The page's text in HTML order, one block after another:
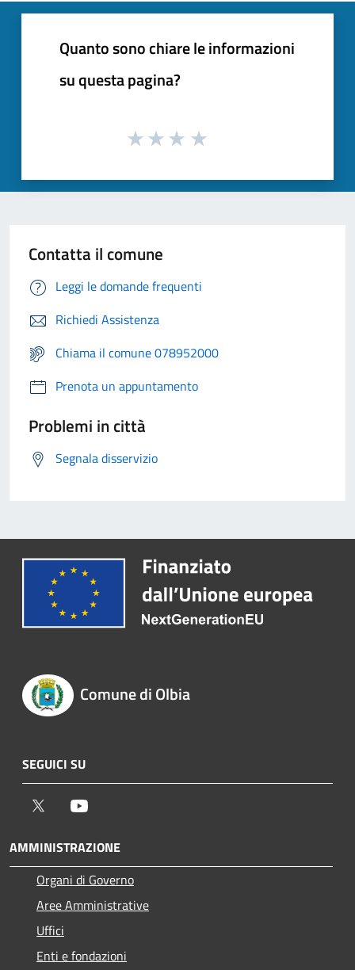
Quanto sono chiare le informazioni
su questa pagina?
Contatta il comune
Leggi le domande frequenti
Richiedi Assistenza
Chiama il comune 078952000
Prenota un appuntamento
Problemi in città
Segnala disservizio
Comune di Olbia
SEGUICI SU
Twitter
AMMINISTRAZIONE
Organi di Governo
Aree Amministrative
Uffici
Enti e fondazioni